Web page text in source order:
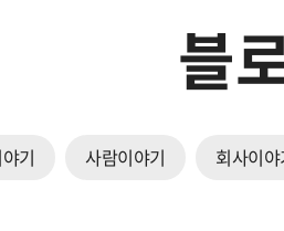
블
기 사람이야기 회사이야